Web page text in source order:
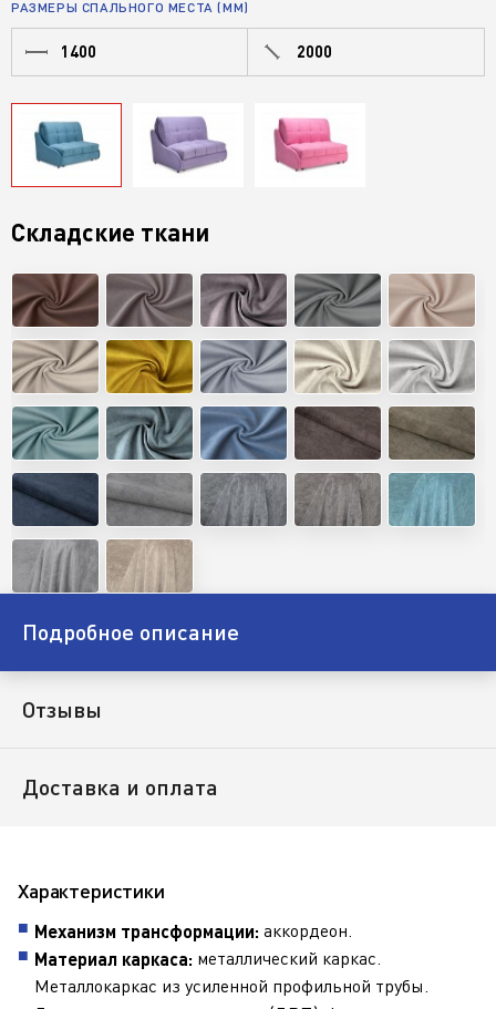
РАЗМЕРЫ СПАЛЬНОГО МЕСТА (ММ)
1400 2000
Складские ткани
Подробное описание
Отзывы
Доставка и оплата
Характеристики
Механизм трансформации: аккордеон.
Материал каркаса: металлический каркас.
Металлокаркас из усиленной профильной трубы.